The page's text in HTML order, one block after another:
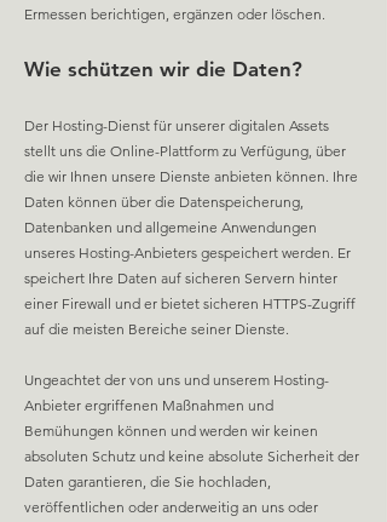
Ermessen berichtigen, ergänzen oder löschen.
Wie schützen wir die Daten?
Der Hosting-Dienst für unserer digitalen Assets
stellt uns die Online-Plattform zu Verfügung, über
die wir Ihnen unsere Dienste anbieten können. Ihre
Daten können über die Datenspeicherung,
Datenbanken und allgemeine Anwendungen
unseres Hosting-Anbieters gespeichert werden. Er
speichert Ihre Daten auf sicheren Servern hinter
einer Firewall und er bietet sicheren HTTPS-Zugriff
auf die meisten Bereiche seiner Dienste.
Ungeachtet der von uns und unserem Hosting-
Anbieter ergriffenen Maßnahmen und
Bemühungen können und werden wir keinen
absoluten Schutz und keine absolute Sicherheit der
Daten garantieren, die Sie hochladen,
veröffentlichen oder anderweitig an uns oder